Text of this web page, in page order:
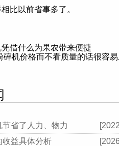
比以前省事多了。
借什么为果农带来便捷
碎机价格而不看质量的话很容易
省了人力、物力
收益具体分析